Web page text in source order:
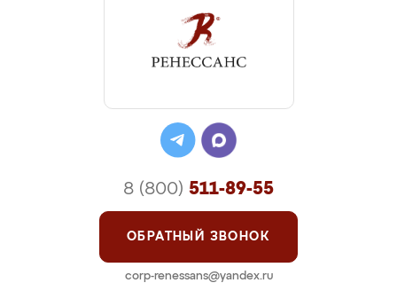
8 (800) 511-89-55
ОБРАТНЫЙ ЗВОНОК
corp-renessans@yandex.ru